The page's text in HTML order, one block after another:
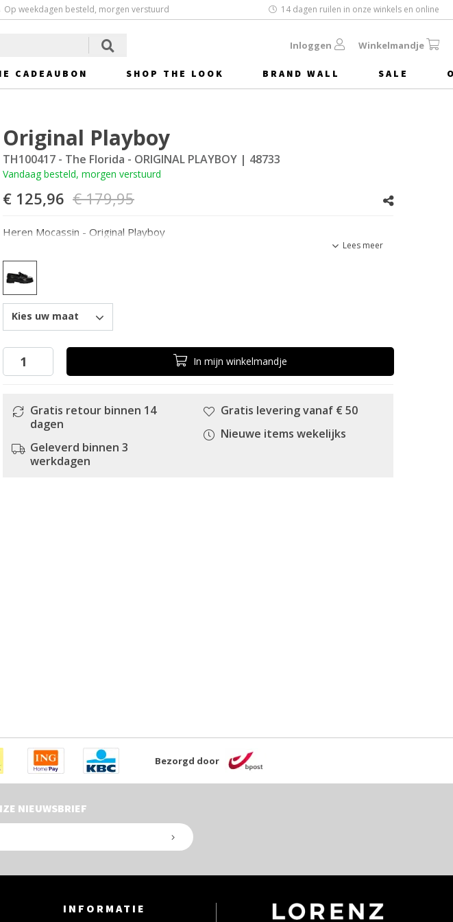
Op weekdagen besteld, morgen verstuurd 14 dagen ruilen in onze winkels en online
Inloggen Winkelmandje
CADEAUBON SHOP THE LOOK BRAND WALL SALE
Original Playboy
TH100417 - The Florida - ORIGINAL PLAYBOY | 48733
Vandaag besteld, morgen verstuurd
€ 179,95
€ 125,96
Heren Mocassin - Original Playboy
Lees meer
Kies uw maat
In mijn winkelmandje
Gratis retour binnen 14
dagen
Geleverd binnen 3
werkdagen
Gratis levering vanaf € 50
Nieuwe items wekelijks
Bezorgd door
NIEUWSBRIEF
INFORMATIE